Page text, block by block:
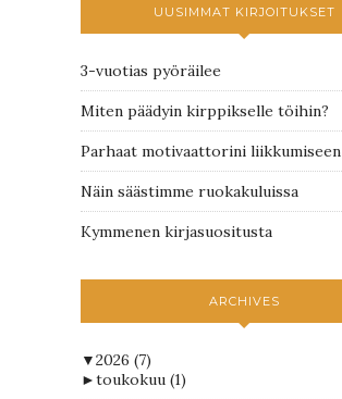
UUSIMMAT KIRJOITUKSET
3-vuotias pyöräilee
Miten päädyin kirppikselle töihin?
Parhaat motivaattorini liikkumiseen
Näin säästimme ruokakuluissa
Kymmenen kirjasuositusta
ARCHIVES
▼2026 (7)
►toukokuu (1)